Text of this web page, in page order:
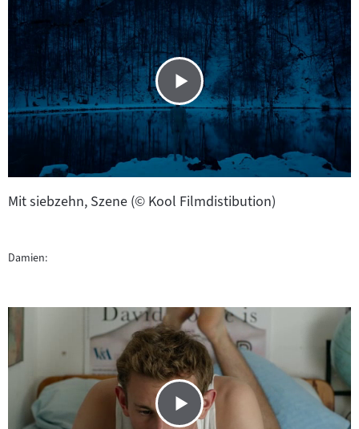
Mit siebzehn, Szene (© Kool Filmdistibution)
Damien: